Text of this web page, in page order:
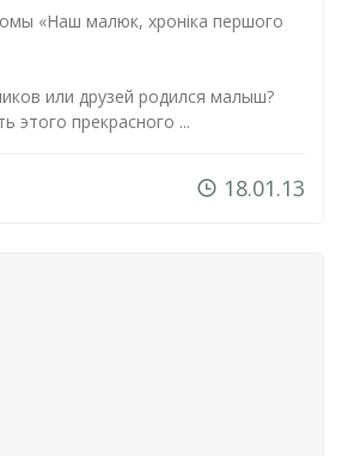
«Наш малюк, хроніка першого
или друзей родился малыш?
этого прекрасного ...
18.01.13